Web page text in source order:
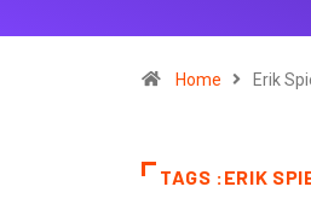
Home Erik
TAGS :ERIK